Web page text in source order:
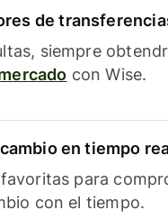
de
siempre
con Wise.
en tiempo
para
con el tiempo.